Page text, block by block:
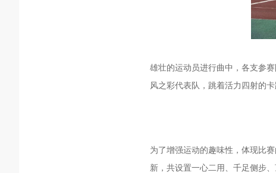
雄壮的运动员进行曲中，各支参
风之彩代表队，跳着活力四射的
为了增强运动的趣味性，体现比
新，共设置一心二用、千足侧步